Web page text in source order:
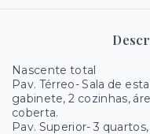
Nascente total
Pav. Térreo- Sala de
gabinete, 2 cozinhas,
coberta.
Pav. Superior- 3